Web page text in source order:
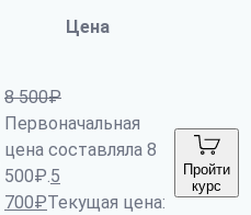
Цена
8 500₽
Первоначальная
цена составляла 8
500₽.5
700₽Текущая цена:
Пройти
курс